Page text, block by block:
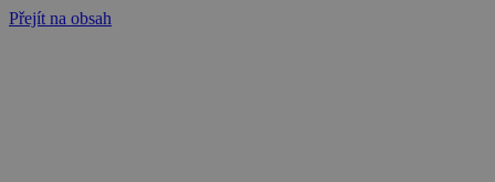
Přejít na obsah